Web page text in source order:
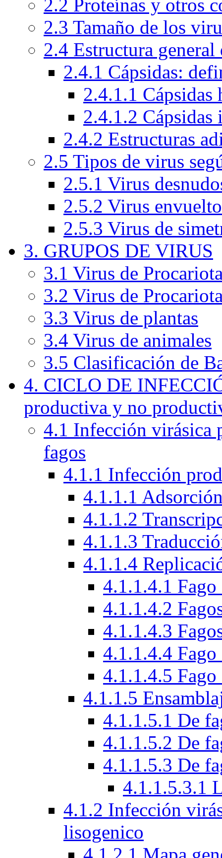
2.2 Proteínas y otros
2.3 Tamaño de los
2.4 Estructura
2.4.1 Cápsidas:
2.4.1.1 Cápsidas
2.4.1.2 Cápsidas
2.4.2 Estructuras
2.5 Tipos de virus
2.5.1 Virus
2.5.2 Virus
2.5.3 Virus de
3. GRUPOS DE VIRUS
3.1 Virus de
3.2 Virus de
3.3 Virus de plantas
3.4 Virus de animales
3.5 Clasificación de
4. CICLO DE
productiva y no
4.1 Infección virásica
fagos
4.1.1 Infección
4.1.1.1
4.1.1.2
4.1.1.3
4.1.1.4
4.1.1.4.1
4.1.1.4.2
4.1.1.4.3
4.1.1.4.4 Fago
4.1.1.4.5
4.1.1.5
4.1.1.5.1 De
4.1.1.5.2 De
4.1.1.5.3 De
4.1.1.5.3.1
4.1.2 Infección
lisogenico